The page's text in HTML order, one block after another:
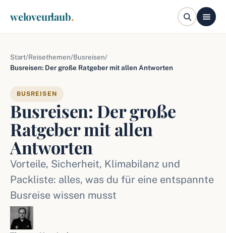
weloveurlaub.
Start/Reisethemen/Busreisen/
Busreisen: Der große Ratgeber mit allen Antworten
BUSREISEN
Busreisen: Der große
Ratgeber mit allen
Antworten
Vorteile, Sicherheit, Klimabilanz und
Packliste: alles, was du für eine entspannte
Busreise wissen musst